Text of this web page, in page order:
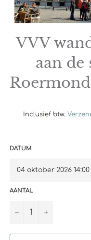
VVV
aan de
Inclusief btw.
DATUM
AANTAL
− +